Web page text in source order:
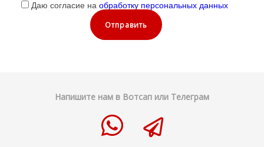
Даю согласие наобработку персональных данных
Напишите нам в Вотсап или Телеграм